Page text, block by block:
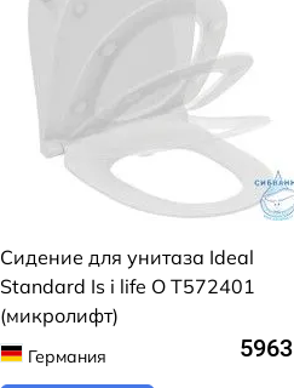
Сидение для унитаза Ideal
Standard Is i life O T572401
(микролифт)
Германия 5963